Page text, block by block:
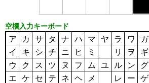
空欄入力キーボード
ア カ サ タ ナ ハ マ ヤ ラ ワ ガ
イ
キ シ チ ニ ヒ ミ リ ヲ ギ
ウ
ク ス ツ ヌ フ ム ユ ル ン グ
エ
ケ セ テ ネ ヘ メ レ ー ゲ